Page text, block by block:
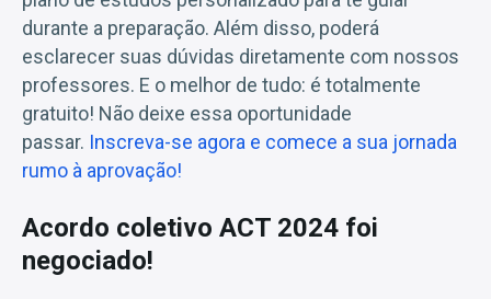
durante a preparação. Além disso, poderá
esclarecer suas dúvidas diretamente com nossos
professores. E o melhor de tudo: é totalmente
gratuito! Não deixe essa oportunidade
passar. Inscreva-se agora e comece a sua jornada
rumo à aprovação!
Acordo coletivo ACT 2024 foi
negociado!